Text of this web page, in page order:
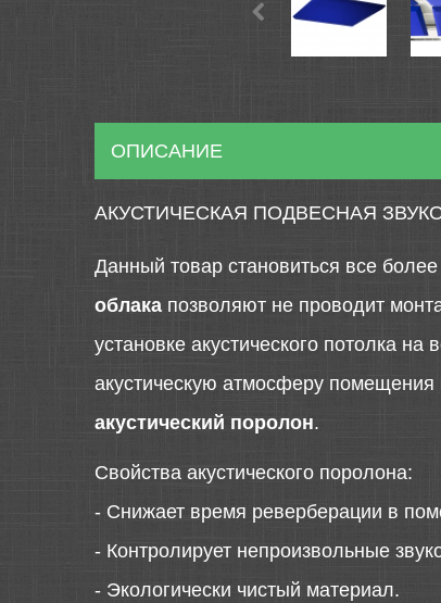
ОПИСАНИЕ
АКУСТИЧЕСКАЯ ПОДВЕСНАЯ
Данный товар становиться все
облака позволяют не проводит
установке акустического потолка
акустическую атмосферу
акустический поролон.
Свойства акустического поролона:
- Снижает время реверберации в
- Контролирует непроизвольные
- Экологически чистый материал.